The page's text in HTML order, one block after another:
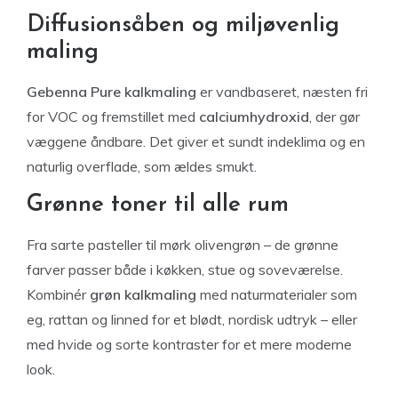
Diffusionsåben og miljøvenlig
maling
Gebenna Pure kalkmaling er vandbaseret, næsten fri
for VOC og fremstillet med calciumhydroxid , der gør
væggene åndbare. Det giver et sundt indeklima og en
naturlig overflade, som ældes smukt.
Grønne toner til alle rum
Fra sarte pasteller til mørk olivengrøn – de grønne
farver passer både i køkken, stue og soveværelse.
Kombinér grøn kalkmaling med naturmaterialer som
eg, rattan og linned for et blødt, nordisk udtryk – eller
med hvide og sorte kontraster for et mere moderne
look.